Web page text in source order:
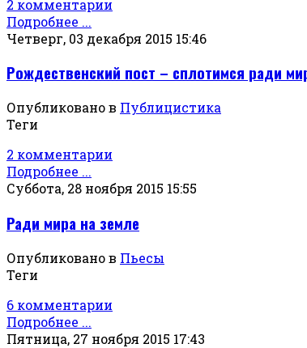
2 комментарии
Подробнее ...
Четверг, 03 декабря 2015 15:46
Рождественский пост – сплотимся ради
Опубликовано в Публицистика
Теги
2 комментарии
Подробнее ...
Суббота, 28 ноября 2015 15:55
Ради мира на земле
Опубликовано в Пьесы
Теги
6 комментарии
Подробнее ...
Пятница, 27 ноября 2015 17:43